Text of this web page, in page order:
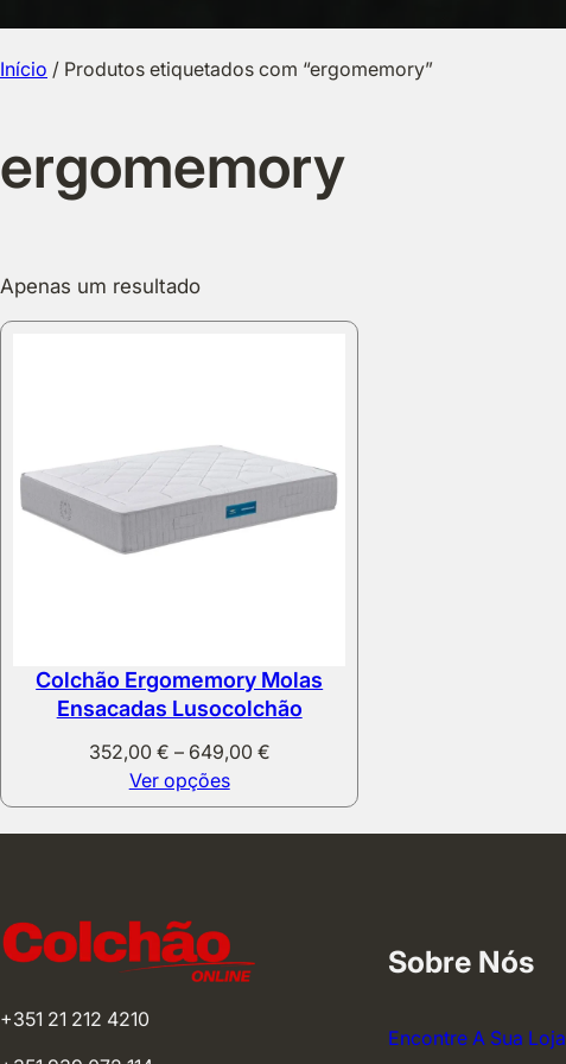
Início / Produtos etiquetados com “ergomemory”
ergomemory
Apenas um resultado
Colchão Ergomemory Molas
Ensacadas Lusocolchão
352,00 € – 649,00 €Price
352,00 €
through
Ver opções
+351 21 212 4210
Sobre Nós
Encontre A Sua Loja